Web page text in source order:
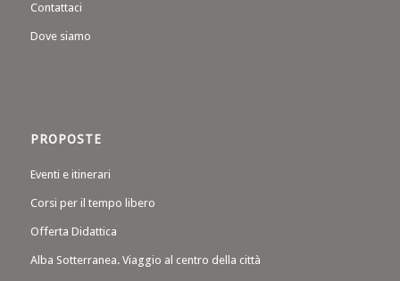
Contattaci
Dove siamo
PROPOSTE
Eventi e itinerari
Corsi per il tempo libero
Offerta Didattica
Alba Sotterranea. Viaggio al centro della città